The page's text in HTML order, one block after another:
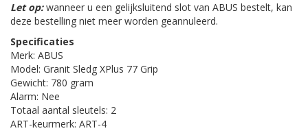
Let op:wanneer u een gelijksluitend slot van ABUS bestelt, kan
deze bestelling niet meer worden geannuleerd.
Specificaties
Merk: ABUS
Model: Granit Sledg XPlus 77 Grip
Gewicht: 780 gram
Alarm: Nee
Totaal aantal sleutels: 2
ART-keurmerk: ART-4